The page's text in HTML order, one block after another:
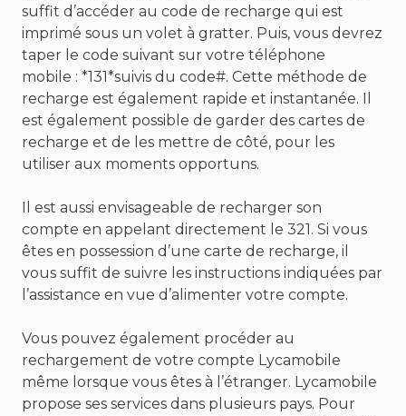
suffit d’accéder au code de recharge qui est
imprimé sous un volet à gratter. Puis, vous devrez
taper le code suivant sur votre téléphone
mobile : *131*suivis du code#. Cette méthode de
recharge est également rapide et instantanée. Il
est également possible de garder des cartes de
recharge et de les mettre de côté, pour les
utiliser aux moments opportuns.
Il est aussi envisageable de recharger son
compte en appelant directement le 321. Si vous
êtes en possession d’une carte de recharge, il
vous suffit de suivre les instructions indiquées par
l’assistance en vue d’alimenter votre compte.
Vous pouvez également procéder au
rechargement de votre compte Lycamobile
même lorsque vous êtes à l’étranger. Lycamobile
propose ses services dans plusieurs pays. Pour